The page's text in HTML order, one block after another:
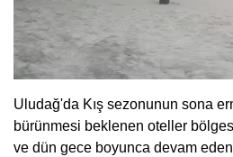
Uludağ'da Kış sezonunun sona
bürünmesi beklenen oteller
ve dün gece boyunca devam